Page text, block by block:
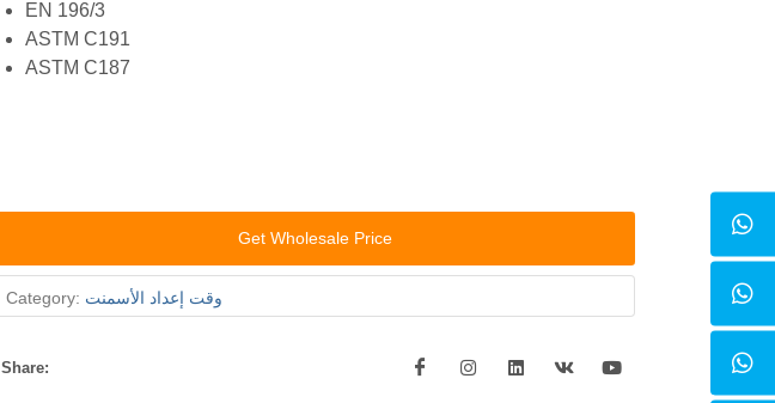
EN 196/3
ASTM C191
ASTM C187
Get Wholesale Price
Category: وقت إعداد الأسمنت
Share: